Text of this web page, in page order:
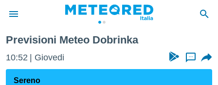
di
Previsioni Meteo Dobrinka
10:52 Giovedi ...
Sereno